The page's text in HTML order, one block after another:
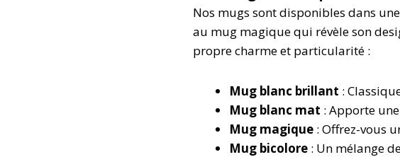
Nos mugs sont disponibles dans
au mug magique qui révèle son
propre charme et particularité :
Mug blanc brillant :
Mug blanc mat : Apporte
Mug magique : Offrez-vous
Mug bicolore : Un mélange